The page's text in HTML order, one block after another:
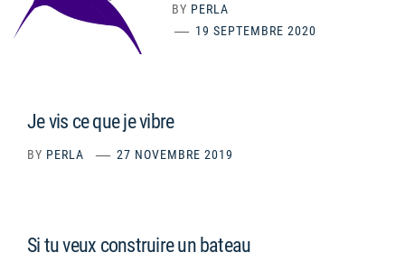
BY PERLA
19 SEPTEMBRE 2020
Je vis ce que je vibre
BY PERLA 27 NOVEMBRE 2019
Si tu veux construire un bateau